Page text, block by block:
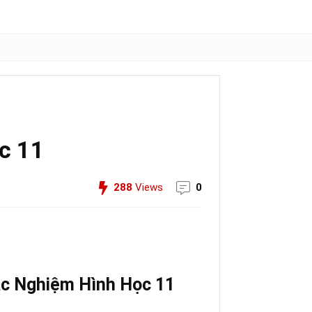
11
288 Views 0
Nghiệm Hình Học 11